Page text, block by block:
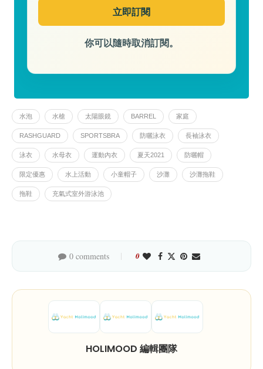
你可以隨時取消訂閱。
水泡 水槍 太陽眼鏡 BARREL 家庭
RASHGUARD SPORTSBRA 防曬泳衣 長袖泳衣
泳衣 水母衣 運動內衣 夏天2021 防曬帽
限定優惠 水上活動 小童帽子 沙灘 沙灘拖鞋
拖鞋 充氣式室外游泳池
0 comments 0
HOLIMOOD 編輯團隊